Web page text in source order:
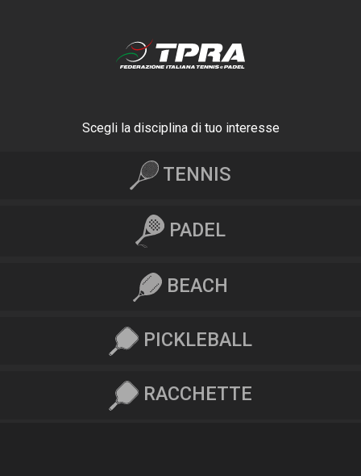
Scegli la disciplina di tuo interesse
TENNIS
PADEL
BEACH
PICKLEBALL
RACCHETTE